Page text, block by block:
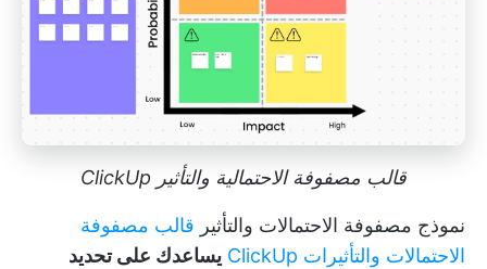
قالب مصفوفة الاحتمالية والتأثير ClickUp
نموذج مصفوفة الاحتمالات والتأثير قالب مصفوفة
الاحتمالات والتأثيرات ClickUp
يساعدك على تحديد